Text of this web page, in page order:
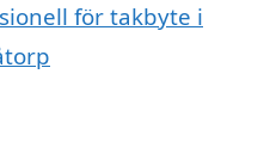
för takbyte i